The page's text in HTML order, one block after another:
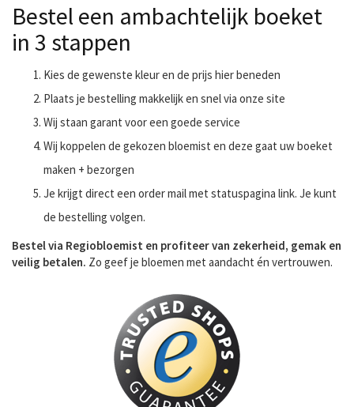
Bestel een ambachtelijk boeket
in 3 stappen
Kies de gewenste kleur en de prijs hier beneden
Plaats je bestelling makkelijk en snel via onze site
Wij staan garant voor een goede service
Wij koppelen de gekozen bloemist en deze gaat uw boeket
maken + bezorgen
Je krijgt direct een order mail met statuspagina link. Je kunt
de bestelling volgen.
Bestel via Regiobloemist en profiteer van zekerheid, gemak en
veilig betalen. Zo geef je bloemen met aandacht én vertrouwen.